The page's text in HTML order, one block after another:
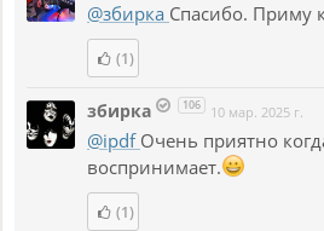
@збирка Спасибо. Приму
(1)
збирка 106 10 мар. 2025 г.
@ipdf Очень приятно
воспринимает.
(1)